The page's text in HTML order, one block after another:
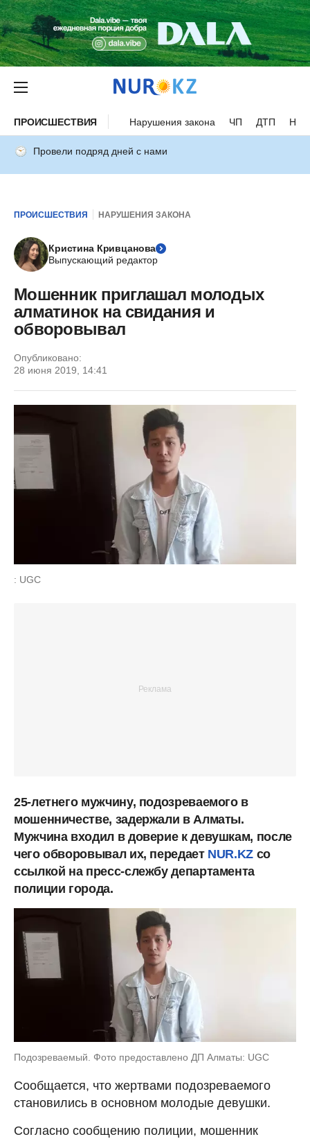
ПРОИСШЕСТВИЯ Нарушения закона ЧП ДТП
Провели подряд дней с нами
ПРОИСШЕСТВИЯ НАРУШЕНИЯ ЗАКОНА
Кристина Кривцанова
Выпускающий редактор
Мошенник приглашал молодых
алматинок на свидания и
обворовывал
Опубликовано:
28 июня 2019, 14:41
: UGC
25-летнего мужчину, подозреваемого в
мошенничестве, задержали в Алматы.
Мужчина входил в доверие к девушкам, после
чего обворовывал их, передает NUR.KZ со
ссылкой на пресс-слежбу департамента
полиции города.
Подозреваемый. Фото предоставлено ДП Алматы: UGC
Сообщается, что жертвами подозреваемого
становились в основном молодые девушки.
Согласно сообщению полиции, мошенник